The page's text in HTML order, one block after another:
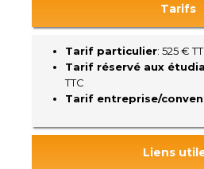
Tarifs
Tarif particulier: 525 €
Tarif réservé aux
TTC
Tarif entreprise/
Liens